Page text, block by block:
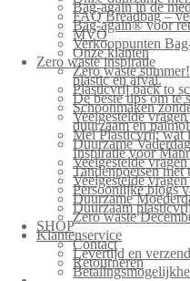
Bag-again in de
FAQ Breadbag –
Bag-again® voor
MVO
Verkooppunten
Onze klanten
Zero waste inspiratie
Zero waste
plastic en afval.
Plasticvrij back to
De beste tips om te
Schoonmaken
Veelgestelde
duurzaam en
Mei Plasticvrij: wat
Duurzame
Inspiratie voor
Veelgestelde
Tandenpoetsen met
Veelgestelde
Persoonlijke blogs
Duurzame
Duurzaam
Zero waste
SHOP
Klantenservice
Contact
Levertijd en
Retourneren